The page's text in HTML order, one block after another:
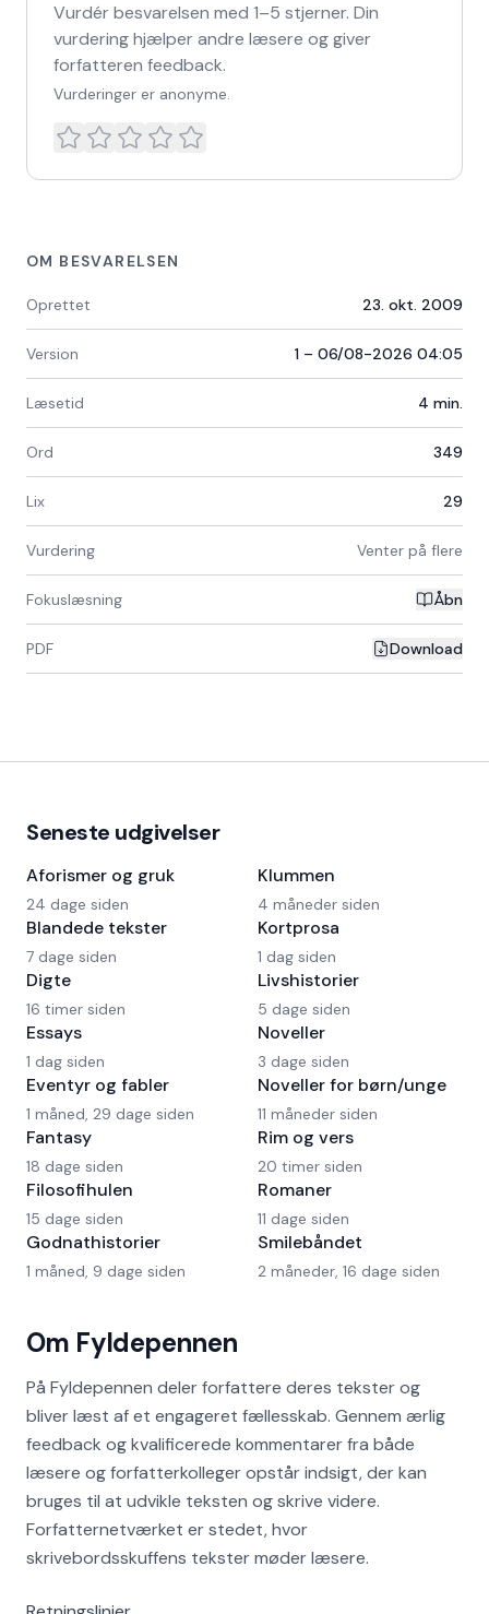
Vurdér besvarelsen med 1–5 stjerner. Din
vurdering hjælper andre læsere og giver
forfatteren feedback.
Vurderinger er anonyme.
OM BESVARELSEN
Oprettet 23. okt. 2009
Version 1 – 06/08-2026 04:05
Læsetid 4 min.
Ord 349
Lix 29
Vurdering Venter på flere
Fokuslæsning Åbn
PDF Download
Om Fyldepennen
På Fyldepennen deler forfattere deres tekster og
bliver læst af et engageret fællesskab. Gennem ærlig
feedback og kvalificerede kommentarer fra både
læsere og forfatterkolleger opstår indsigt, der kan
bruges til at udvikle teksten og skrive videre.
Forfatternetværket er stedet, hvor
skrivebordsskuffens tekster møder læsere.
Seneste udgivelser
Aforismer og gruk
24 dage siden
Blandede tekster
7 dage siden
Digte
16 timer siden
Essays
1 dag siden
Eventyr og fabler
1 måned, 29 dage siden
Fantasy
18 dage siden
Filosofihulen
15 dage siden
Godnathistorier
1 måned, 9 dage siden
Klummen
4 måneder siden
Kortprosa
1 dag siden
Livshistorier
5 dage siden
Noveller
3 dage siden
Noveller for børn/unge
11 måneder siden
Rim og vers
20 timer siden
Romaner
11 dage siden
Smilebåndet
2 måneder, 16 dage siden